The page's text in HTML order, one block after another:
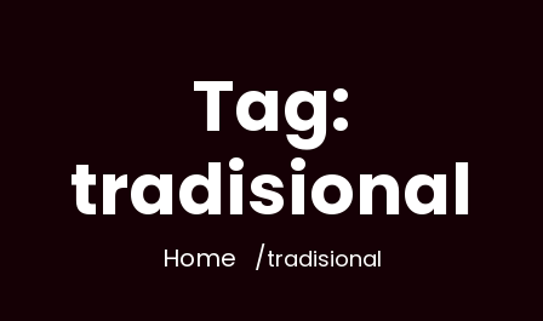
Tag:
tradisional
Home tradisional